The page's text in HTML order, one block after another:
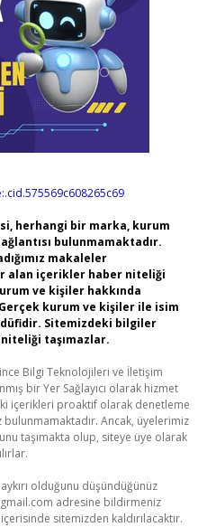
herhangi bir marka, kurum
bulunmamaktadır.
makaleler
alan içerikler haber niteliği
ve kişiler hakkında
kurum ve kişiler ile isim
Sitemizdeki bilgiler
taşımazlar.
Bilgi Teknolojileri ve İletişim
bir Yer Sağlayıcı olarak hizmet
içerikleri proaktif olarak denetleme
Ancak, üyelerimiz
taşımakta olup, siteye üye olarak
olduğunu düşündüğünüz
adresine bildirmeniz
sitemizden kaldırılacaktır.